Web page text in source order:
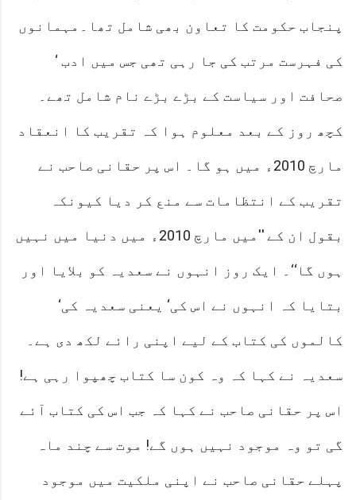
پنجاب حکومت کا تعاون بھی شامل تھا۔مہمانوں
کی فہرست مرتب کی جا رہی تھی جس میں ادب ‘
صحافت اور سیاست کے بڑے بڑے نام شامل تھے۔
کچھ روز کے بعد معلوم ہوا کہ تقریب کا انعقاد
مارچ 2010ء میں ہو گا۔ اس پر حقانی صاحب نے
تقریب کے انتظامات سے منع کر دیا کیونکہ
بقول ان کے ''میں مارچ 2010ء میں دنیا میں نہیں
ہوں گا‘‘۔ ایک روز انہوں نے سعدیہ کو بلایا اور
بتایا کہ انہوں نے اس کی‘ یعنی سعدیہ کی‘
کالموں کی کتاب کے لیے اپنی رائے لکھ دی ہے۔
سعدیہ نے کہا کہ وہ کون سا کتاب چھپوا رہی ہے!
اس پر حقانی صاحب نے کہا کہ جب اس کی کتاب آئے
گی تو وہ موجود نہیں ہوں گے! موت سے چند ماہ
پہلے حقانی صاحب نے اپنی ملکیت میں موجود